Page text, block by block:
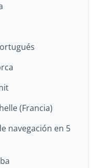
(Francia)
navegación en 5